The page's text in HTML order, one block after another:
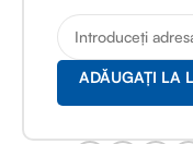
ADĂUGAȚI LA